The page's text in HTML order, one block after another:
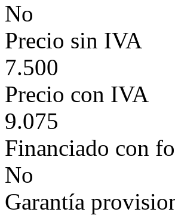
No
Precio sin IVA
7.500
Precio con IVA
9.075
Financiado con
No
Garantía